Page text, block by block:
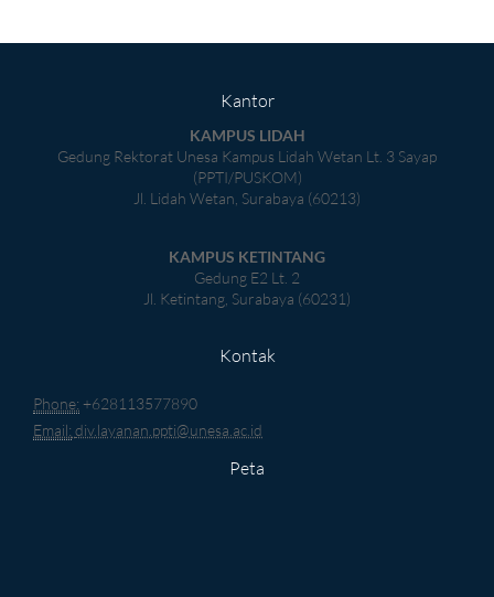
Kantor
KAMPUS LIDAH
Gedung Rektorat Unesa Kampus Lidah Wetan Lt. 3 Sayap
(PPTI/PUSKOM)
Jl. Lidah Wetan, Surabaya (60213)
KAMPUS KETINTANG
Gedung E2 Lt. 2
Jl. Ketintang, Surabaya (60231)
Kontak
Phone: +628113577890
Email: div.layanan.ppti@unesa.ac.id
Peta